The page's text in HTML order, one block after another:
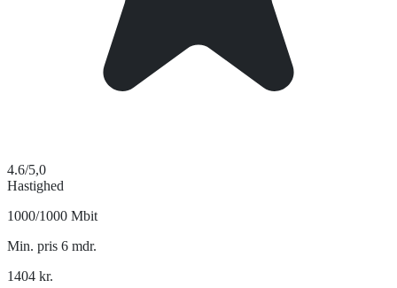
4.6/5,0
Hastighed
1000/1000 Mbit
Min. pris 6 mdr.
1404 kr.